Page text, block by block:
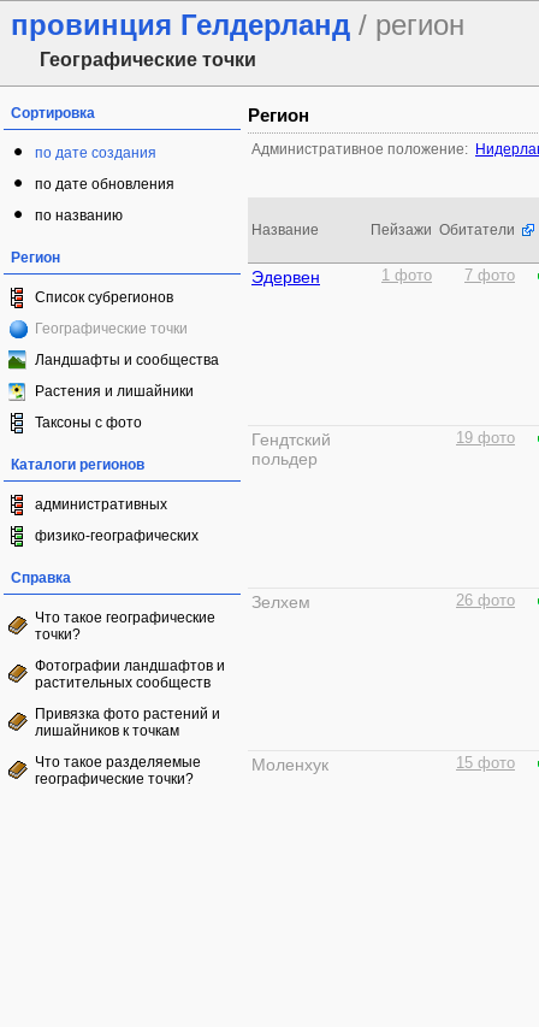
провинция Гелдерланд / регион
Географические точки
Сортировка
по дате создания
по дате обновления
по названию
Регион
Список субрегионов
Географические точки
Ландшафты и сообщества
Растения и лишайники
Таксоны с фото
Каталоги регионов
административных
физико-географических
Справка
Что такое географические
точки?
Фотографии ландшафтов и
растительных сообществ
Привязка фото растений и
лишайников к точкам
Что такое разделяемые
географические точки?
Регион
Административное положение:
Название Пейзажи Обитатели
Эдервен 1 фото 7 фото
Гендтский
польдер
19 фото
Зелхем 26 фото
Моленхук 15 фото